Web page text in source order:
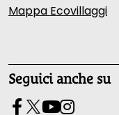
Mappa Ecovillaggi
Seguici anche su